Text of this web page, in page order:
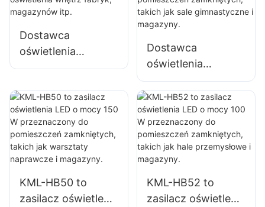
wnętrz fabryk,
oświetlenia wnętrz
fabryk,
magazynów itp.
Dostawca
oświetlenia
wysokiego
KML-HB50 o mocy
100 W do
oświetlenia wnętrz
fabryk,
magazynów itp.
Dostawca
oświetlenia
przemysłowego i
górniczego LED
KML-HB30 150W
do pomieszczeń
zamkniętych,
takich jak sale
gimnastyczne i
magazyny.
KML-HB50 to
zasilacz oświetlenia
KML-HB52 to
zasilacz oświetlenia